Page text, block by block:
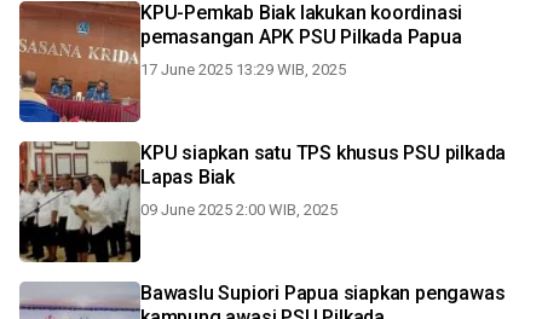
KPU-Pemkab Biak lakukan koordinasi
pemasangan APK PSU Pilkada Papua
17 June 2025 13:29 WIB, 2025
KPU siapkan satu TPS khusus PSU pilkada
Lapas Biak
09 June 2025 2:00 WIB, 2025
Bawaslu Supiori Papua siapkan pengawas